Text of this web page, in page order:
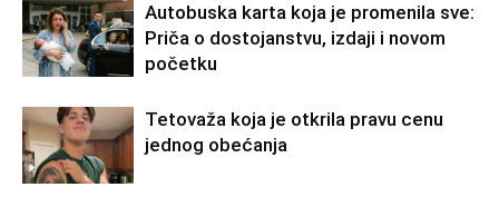
Autobuska karta koja je promenila sve:
Priča o dostojanstvu, izdaji i novom
početku
Tetovaža koja je otkrila pravu cenu
jednog obećanja